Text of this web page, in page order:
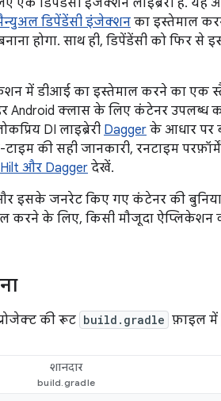
एक डिपेंडेंसी इंजेक्शन लाइब्रेरी है.
डिपेंडेंसी इंजेक्शन का इस्तेमाल
होगा. साथ ही, डिपेंडेंसी को फिर
में डीआई का इस्तेमाल करने का एक
Android क्लास के लिए कंटेनर
DI लाइब्रेरी Dagger के आधार पर
की सही जानकारी, रनटाइम
Hilt और Dagger देखें.
इसके जनरेट किए गए कंटेनर की
करने के लिए, किसी मौजूदा ऐप्लिकेशन
की रूट build.gradle फ़ाइल में
शानदार